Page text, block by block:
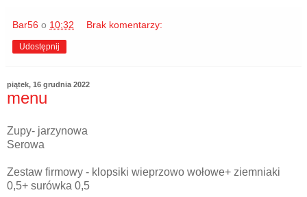
Bar56 o 10:32 Brak komentarzy:
Udostępnij
piątek, 16 grudnia 2022
menu
Zupy- jarzynowa
Serowa
Zestaw firmowy - klopsiki wieprzowo wołowe+ ziemniaki
0,5+ surówka 0,5